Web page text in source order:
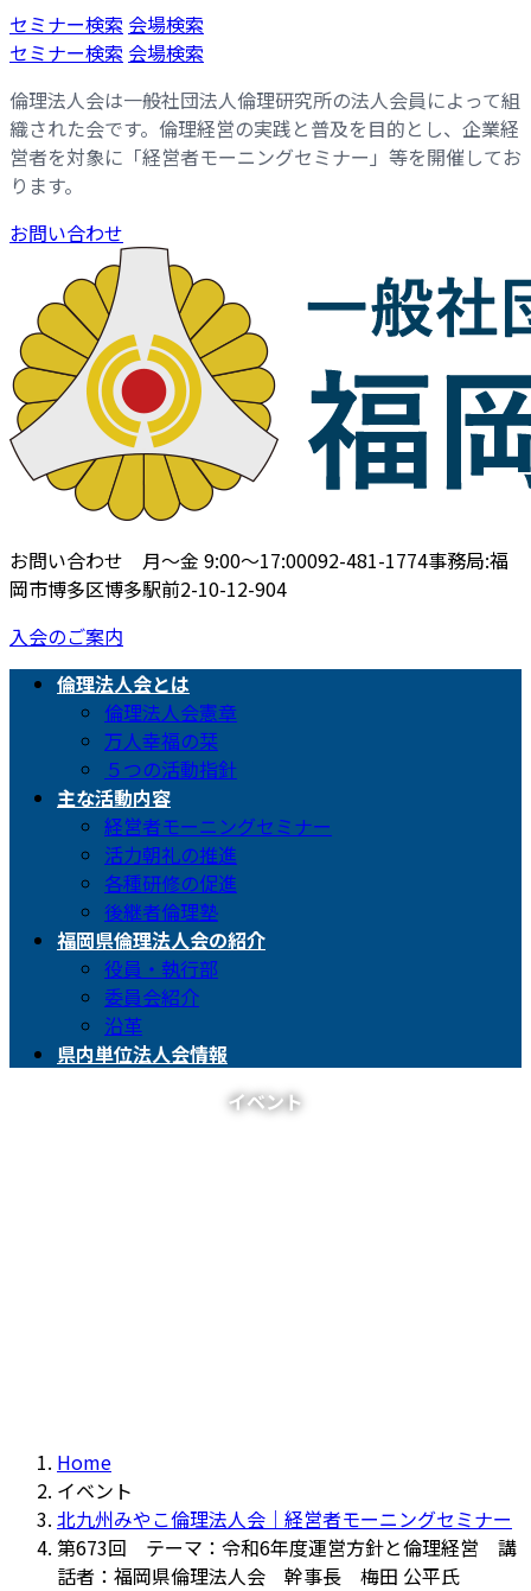
コ
ン
ン
ツ
へ
ス
キ
ッ
ナ
ビ
ー
シ
ョ
ン
に
移
セミナー検索 会場検索
セミナー検索 会場検索
倫理法人会は一般社団法人倫理研究所の法人会員によって組
織された会です。倫理経営の実践と普及を目的とし、企業経
営者を対象に「経営者モーニングセミナー」等を開催してお
ります。
お問い合わせ
お問い合わせ 月〜金 9:00〜17:00092-481-1774事務局:福
岡市博多区博多駅前2-10-12-904
入会のご案内
倫理法人会とは
倫理法人会憲章
万人幸福の栞
５つの活動指針
主な活動内容
経営者モーニングセミナー
活力朝礼の推進
各種研修の促進
後継者倫理塾
福岡県倫理法人会の紹介
役員・執行部
委員会紹介
沿革
県内単位法人会情報
イベント
Home
イベント
北九州みやこ倫理法人会｜経営者モーニングセミナー
第673回 テーマ：令和6年度運営方針と倫理経営 講
話者：福岡県倫理法人会 幹事長 梅田 公平氏